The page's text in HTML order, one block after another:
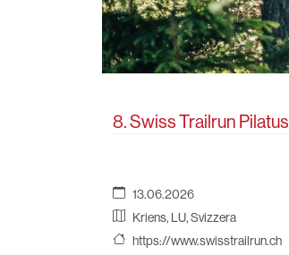
8. Swiss Trailrun Pilatus
13.06.2026
Kriens, LU, Svizzera
https://www.swisstrailrun.ch